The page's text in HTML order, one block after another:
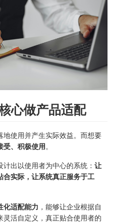
心做产品适配
使用并产生实际效益。而想要
受、积极使用 。
出以使用者为中心的系统： 让
合实际，让系统真正服务于工
化适配能力 ，能够让企业根据自
活自定义，真正贴合使用者的